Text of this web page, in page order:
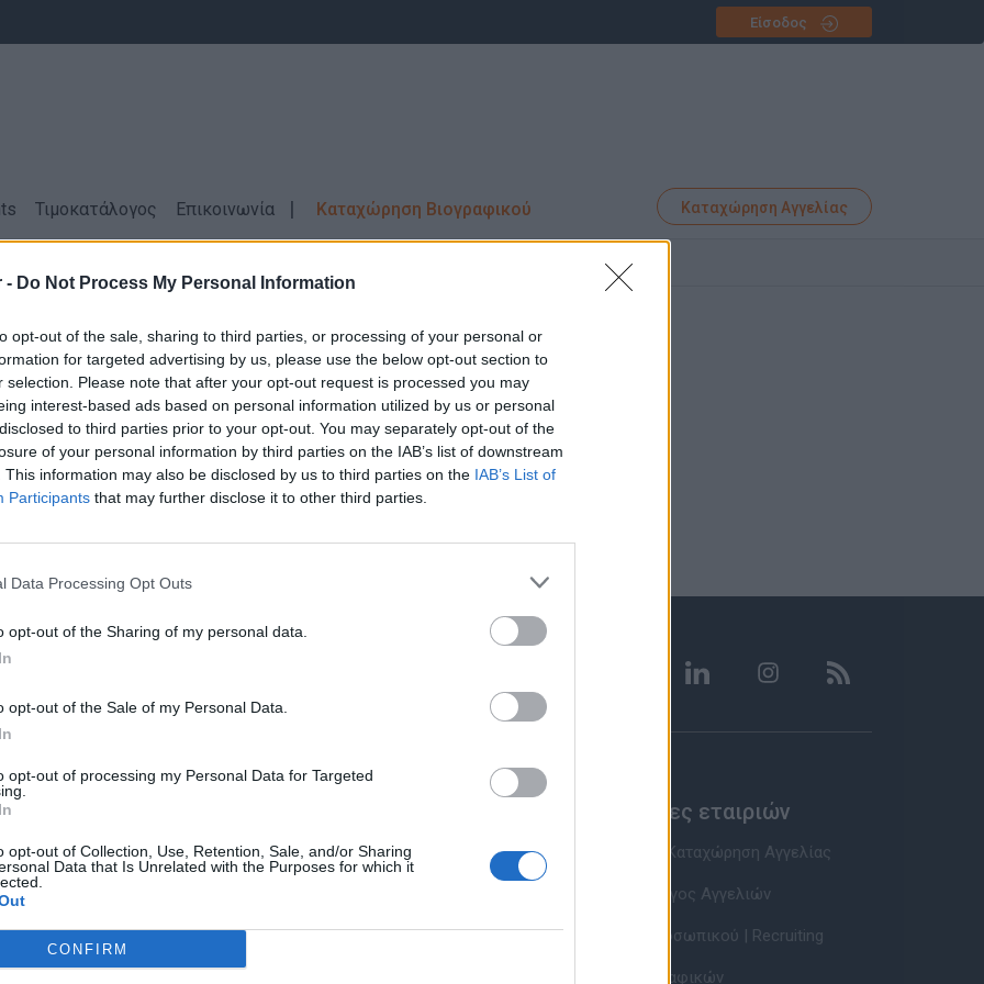
- Do Not Process My Personal Information
opt-out of the sale, sharing to third parties, or processing of your personal or
for targeted advertising by us, please use the below opt-out section to
selection. Please note that after your opt-out request is processed you may
interest-based ads based on personal information utilized by us or personal
to third parties prior to your opt-out. You may separately opt-out of the
of your personal information by third parties on the IAB’s list of downstream
This information may also be disclosed by us to third parties on the IAB’s List of
Participants that may further disclose it to other third parties.
Data Processing Opt Outs
opt-out of the Sharing of my personal data.
opt-out of the Sale of my Personal Data.
opt-out of processing my Personal Data for Targeted
opt-out of Collection, Use, Retention, Sale, and/or Sharing
Data that Is Unrelated with the Purposes for which it
CONFIRM
Είσοδος
Τιμοκατάλογος Επικοινωνία Καταχώρηση Βιογραφικού Καταχώρηση Αγγελίας
Θέσεις ΕργασίαςΜπουφέ \ ΙΩΑΝΝΙΝΑ
Δεν βρέθηκαν αποτελέσματα για την αναζήτηση σας!
υποψηφίων
Online Βιογραφικού
Καριέρας
Περιγραφές Θέσεων Εργασίας
Υπολογισμός καθαρού μισθού
Υπηρεσίες εταιριών
Εγγραφή & Καταχώρηση Αγγελίας
Τιμοκατάλογος Αγγελιών
Εύρεση Προσωπικού | Recruiting
Βάση Βιογραφικών